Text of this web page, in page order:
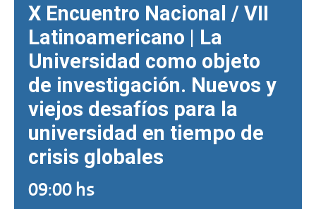
X Encuentro Nacional / VII
Latinoamericano | La
Universidad como objeto
de investigación. Nuevos y
viejos desafíos para la
universidad en tiempo de
crisis globales
09:00 hs